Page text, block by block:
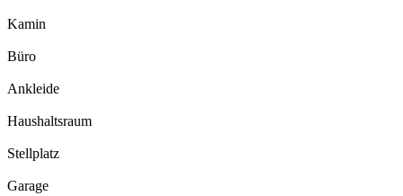
Kamin
Büro
Ankleide
Haushaltsraum
Stellplatz
Garage